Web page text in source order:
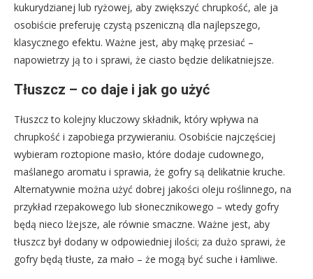
kukurydzianej lub ryżowej, aby zwiększyć chrupkość, ale ja
osobiście preferuję czystą pszeniczną dla najlepszego,
klasycznego efektu. Ważne jest, aby mąkę przesiać –
napowietrzy ją to i sprawi, że ciasto będzie delikatniejsze.
Tłuszcz – co daje i jak go użyć
Tłuszcz to kolejny kluczowy składnik, który wpływa na
chrupkość i zapobiega przywieraniu. Osobiście najczęściej
wybieram roztopione masło, które dodaje cudownego,
maślanego aromatu i sprawia, że gofry są delikatnie kruche.
Alternatywnie można użyć dobrej jakości oleju roślinnego, na
przykład rzepakowego lub słonecznikowego – wtedy gofry
będą nieco lżejsze, ale równie smaczne. Ważne jest, aby
tłuszcz był dodany w odpowiedniej ilości; za dużo sprawi, że
gofry będą tłuste, za mało – że mogą być suche i łamliwe.